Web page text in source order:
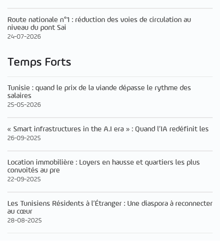
Route nationale n°1 : réduction des voies de circulation au
niveau du pont Sai
24-07-2026
Temps Forts
Tunisie : quand le prix de la viande dépasse le rythme des
salaires
25-05-2026
« Smart infrastructures in the A.I era » : Quand l’IA redéfinit les
26-09-2025
Location immobilière : Loyers en hausse et quartiers les plus
convoités au pre
22-09-2025
Les Tunisiens Résidents à l’Étranger : Une diaspora à reconnecter
au cœur
28-08-2025